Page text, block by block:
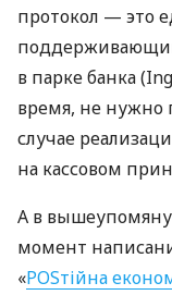
протокол — это
в парке банка
время, не нужно
случае
на кассовом
А в
момент
«POSтійна